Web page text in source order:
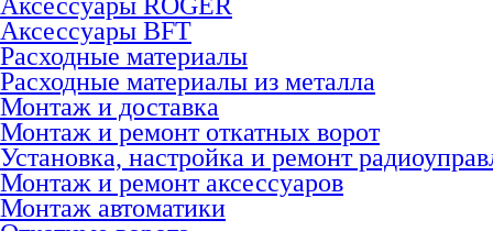
Аксесcуары BFT
Расходные материалы
Расходные материалы из металла
Монтаж и доставка
Монтаж и ремонт откатных ворот
Установка, настройка и ремонт
Монтаж и ремонт аксессуаров
Монтаж автоматики